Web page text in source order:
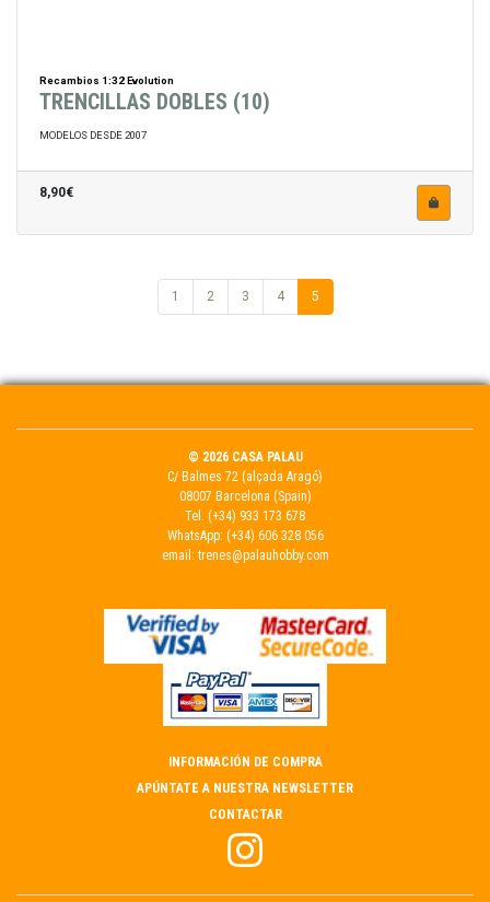
Recambios 1:32 Evolution
TRENCILLAS DOBLES (10)
MODELOS DESDE 2007
8,90€
1 2 3 4 5
© 2026 CASA PALAU
C/ Balmes 72 (alçada Aragó)
08007 Barcelona (Spain)
Tel. (+34) 933 173 678
WhatsApp: (+34) 606 328 056
email: trenes@palauhobby.com
INFORMACIÓN DE COMPRA
APÚNTATE A NUESTRA NEWSLETTER
CONTACTAR